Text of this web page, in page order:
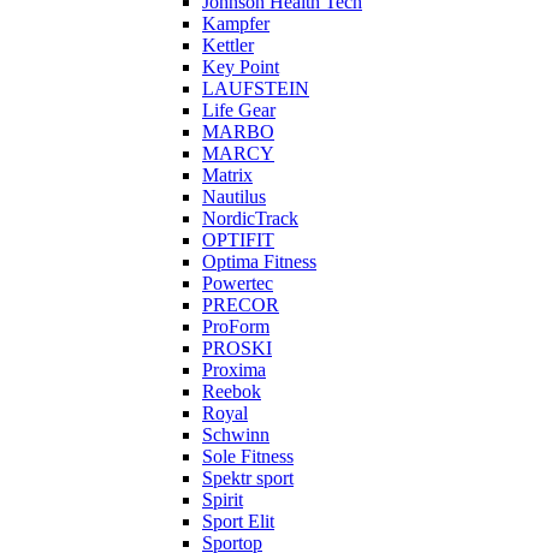
Kampfer
Kettler
Key Point
LAUFSTEIN
Life Gear
MARBO
MARCY
Matrix
Nautilus
NordicTrack
OPTIFIT
Optima Fitness
Powertec
PRECOR
ProForm
PROSKI
Proxima
Reebok
Royal
Schwinn
Sole Fitness
Spektr sport
Spirit
Sport Elit
Sportop